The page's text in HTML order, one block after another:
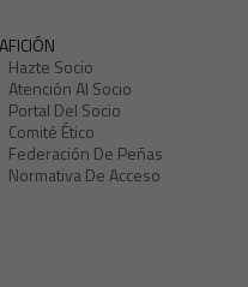
AFICIÓN
Hazte Socio
Atención Al Socio
Portal Del Socio
Comité Ético
Federación De Peñas
Normativa De Acceso